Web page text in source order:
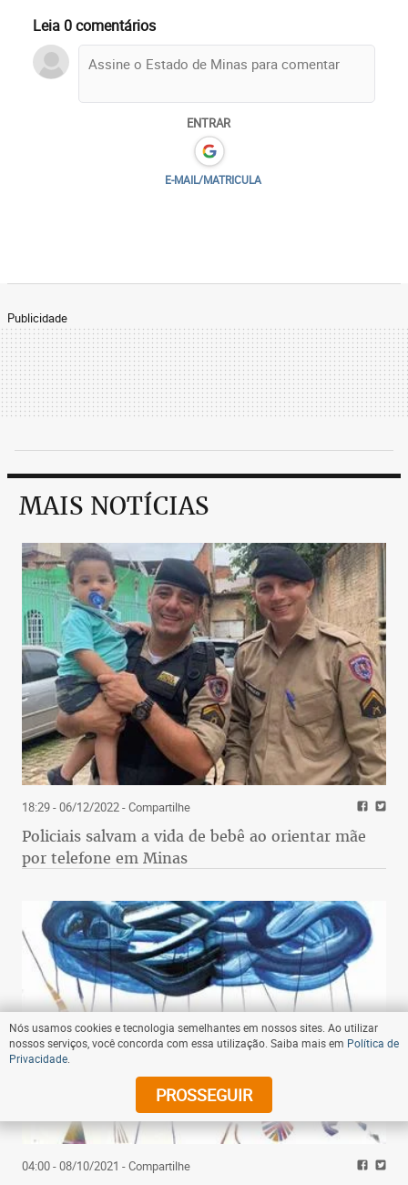
Nós usamos cookies e tecnologia semelhantes em nossos sites. Ao utilizar
nossos serviços, você concorda com essa utilização. Saiba mais em Política de
Privacidade
PROSSEGUIR
Leia 0 comentários
ENTRAR
E-MAIL/MATRICULA
Publicidade
MAIS NOTÍCIAS
18:29 - 06/12/2022- Compartilhe
Policiais salvam a vida de bebê ao orientar mãe
por telefone em Minas
04:00 - 08/10/2021 - Compartilhe